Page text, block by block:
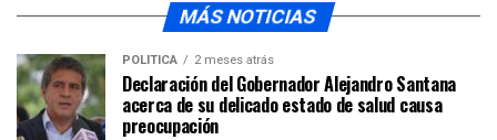
MÁS NOTICIAS
POLÍTICA 2 meses atrás
Declaración del Gobernador Alejandro Santana
acerca de su delicado estado de salud causa
preocupación